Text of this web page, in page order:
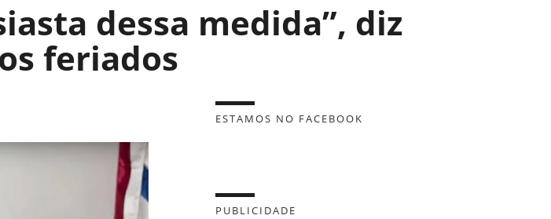
dessa medida”, diz
feriados
ESTAMOS NO FACEBOOK
PUBLICIDADE